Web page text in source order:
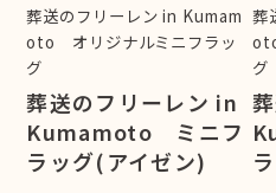
葬送のフリーレン in Kumam
oto オリジナルミニフラッ
グ
葬送のフリーレン in
Kumamoto ミニフ
ラッグ(アイゼン)
葬
グ